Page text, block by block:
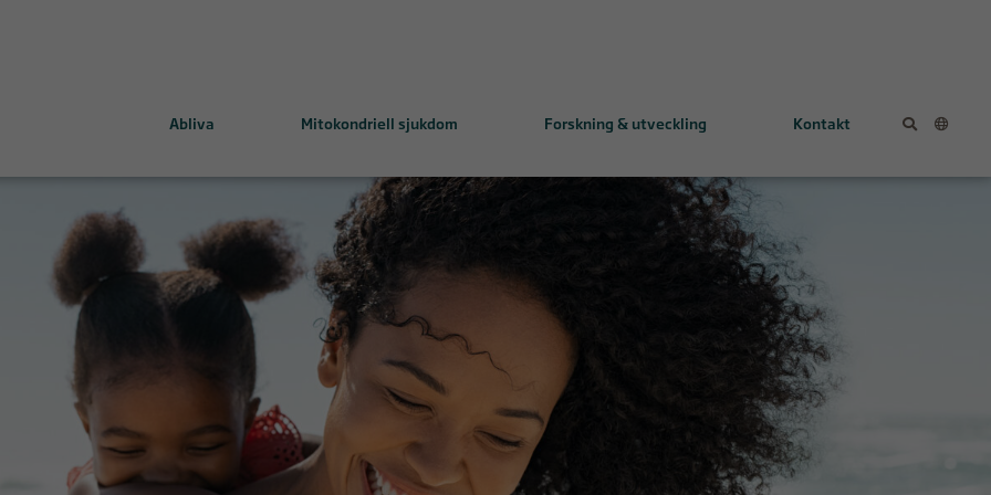
Abliva
mitochondrial health
Mitokondriell sjukdom
MELAS-MIDD och KSS-CPEO
Leighs syndrom
LHON
Forskning & utveckling
Tidig utvecklingsfas
FALCON-studien (eng.)
Kontakt